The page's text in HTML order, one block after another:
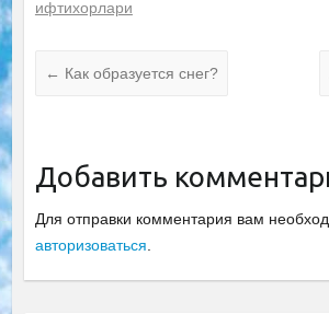
ифтихорлари
← Как образуется снег?
Добавить
Для отправки комментария вам
авторизоваться